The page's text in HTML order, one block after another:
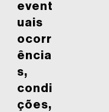
event
uais
ocorr
ência
s,
condi
ções,